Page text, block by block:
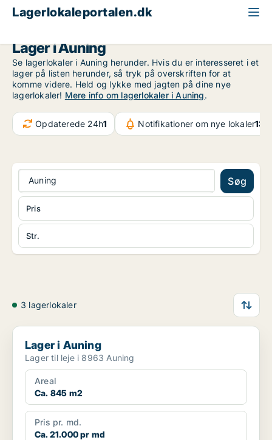
Lagerlokaleportalen.dk
Lager i Auning
Se lagerlokaler i Auning herunder. Hvis du er interesseret i et
lager på listen herunder, så tryk på overskriften for at
komme videre. Held og lykke med jagten på dine nye
lagerlokaler! Mere info om lagerlokaler i Auning.
Opdaterede 24h1 Notifikationer om nye lokaler132
Auning Søg
Str.
Pris
3 lagerlokaler
Lager i Auning
Lager i Auning
Lager til leje i 8963 Auning
Areal
Ca. 845 m2
Pris pr. md.
Ca. 21.000 pr md